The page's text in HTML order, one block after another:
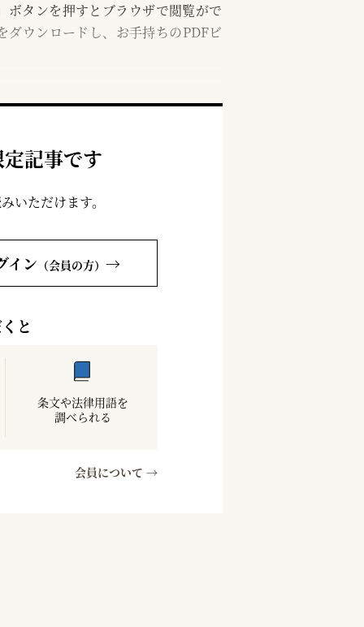
タンを押すとブラウザで閲覧がで
ダウンロードし、お手持ちのPDFビ
記事です
いただけます。
イン （会員の方） →
と
条文や法律用語を
調べられる
会員について →